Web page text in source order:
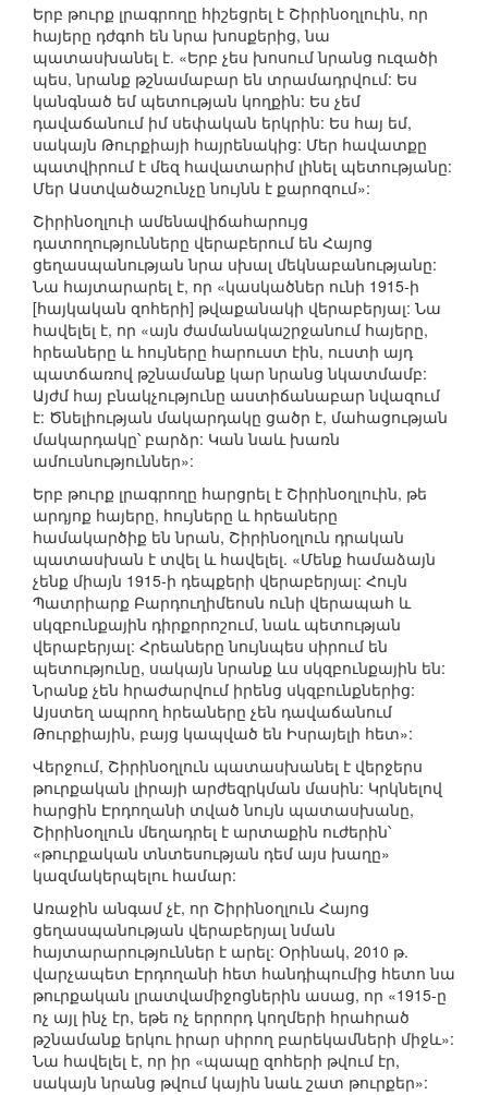
Երբ թուրք լրագրողը հիշեցրել է Շիրինօղլուին, որ
հայերը դժգոհ են նրա խոսքերից, նա
պատասխանել է. «Երբ չես խոսում նրանց ուզածի
պես, նրանք թշնամաբար են տրամադրվում: Ես
կանգնած եմ պետության կողքին: Ես չեմ
դավաճանում իմ սեփական երկրին: Ես հայ եմ,
սակայն Թուրքիայի հայրենակից: Մեր հավատքը
պատվիրում է մեզ հավատարիմ լինել պետությանը:
Մեր Աստվածաշունչը նույնն է քարոզում»:
Շիրինօղլուի ամենավիճահարույց
դատողությունները վերաբերում են Հայոց
ցեղասպանության նրա սխալ մեկնաբանությանը:
Նա հայտարարել է, որ «կասկածներ ունի 1915-ի
[հայկական զոհերի] թվաքանակի վերաբերյալ: Նա
հավելել է, որ «այն ժամանակաշրջանում հայերը,
հրեաները և հույները հարուստ էին, ուստի այդ
պատճառով թշնամանք կար նրանց նկատմամբ:
Այժմ հայ բնակչությունը աստիճանաբար նվազում
է: Ծնելիության մակարդակը ցածր է, մահացության
մակարդակը՝ բարձր: Կան նաև խառն
ամուսնություններ»:
Երբ թուրք լրագրողը հարցրել է Շիրինօղլուին, թե
արդյոք հայերը, հույները և հրեաները
համակարծիք են նրան, Շիրինօղլուն դրական
պատասխան է տվել և հավելել. «Մենք համաձայն
չենք միայն 1915-ի դեպքերի վերաբերյալ: Հույն
Պատրիարք Բարդուղիմեոսն ունի վերապահ և
սկզբունքային դիրքորոշում, նաև պետության
վերաբերյալ: Հրեաները նույնպես սիրում են
պետությունը, սակայն նրանք ևս սկզբունքային են:
Նրանք չեն հրաժարվում իրենց սկզբունքներից:
Այստեղ ապրող հրեաները չեն դավաճանում
Թուրքիային, բայց կապված են Իսրայելի հետ»:
Վերջում, Շիրինօղլուն պատասխանել է վերջերս
թուրքական լիրայի արժեզրկման մասին: Կրկնելով
հարցին Էրդողանի տված նույն պատասխանը,
Շիրինօղլուն մեղադրել է արտաքին ուժերին՝
«թուրքական տնտեսության դեմ այս խաղը»
կազմակերպելու համար:
Առաջին անգամ չէ, որ Շիրինօղլուն Հայոց
ցեղասպանության վերաբերյալ նման
հայտարարություններ է արել: Օրինակ, 2010 թ.
վարչապետ Էրդողանի հետ հանդիպումից հետո նա
թուրքական լրատվամիջոցներին ասաց, որ «1915-ը
ոչ այլ ինչ էր, եթե ոչ երրորդ կողմերի հրահրած
թշնամանք երկու իրար սիրող բարեկամների միջև»:
Նա հավելել է, որ իր «պապը զոհերի թվում էր,
սակայն նրանց թվում կային նաև շատ թուրքեր»: